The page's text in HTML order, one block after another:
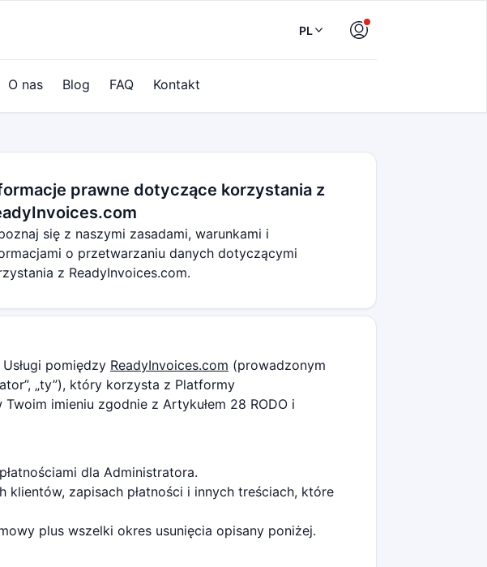
PL
O nas Blog FAQ Kontakt
prawne dotyczące korzystania z
się z naszymi zasadami, warunkami i
o przetwarzaniu danych dotyczącymi
z ReadyInvoices.com.
pomiędzy ReadyInvoices.com (prowadzonym
„ty”), który korzysta z Platformy
imieniu zgodnie z Artykułem 28 RODO i
dla Administratora.
zapisach płatności i innych treściach, które
plus wszelki okres usunięcia opisany poniżej.